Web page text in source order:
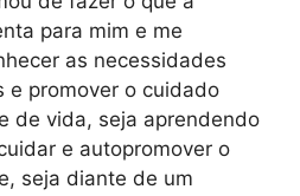
para mim e me
as necessidades
e promover o cuidado
de vida, seja aprendendo
e autopromover o
seja diante de um